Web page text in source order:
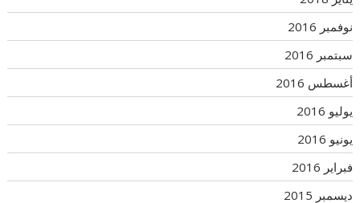
نوفمبر 2016
سبتمبر 2016
أغسطس 2016
يوليو 2016
يونيو 2016
فبراير 2016
ديسمبر 2015